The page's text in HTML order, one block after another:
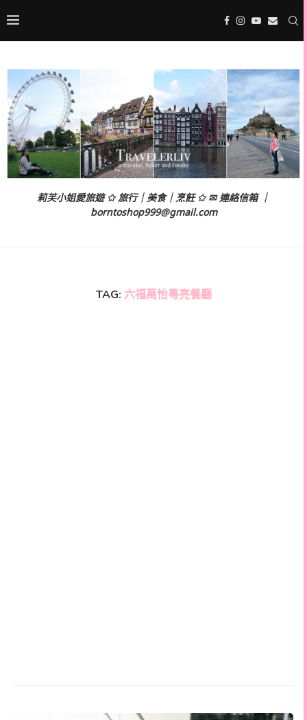
莉芙小姐愛旅遊 ✩ 旅行｜美食｜烹飪 ✩ ✉ 連絡信箱 ｜
borntoshop999@gmail.com
TAG: 六福萬怡粵亮餐廳